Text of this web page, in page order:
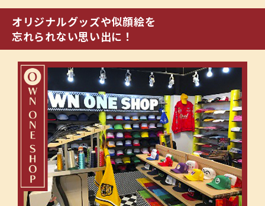
オリジナルグッズや似顔絵を
忘れられない思い出に！